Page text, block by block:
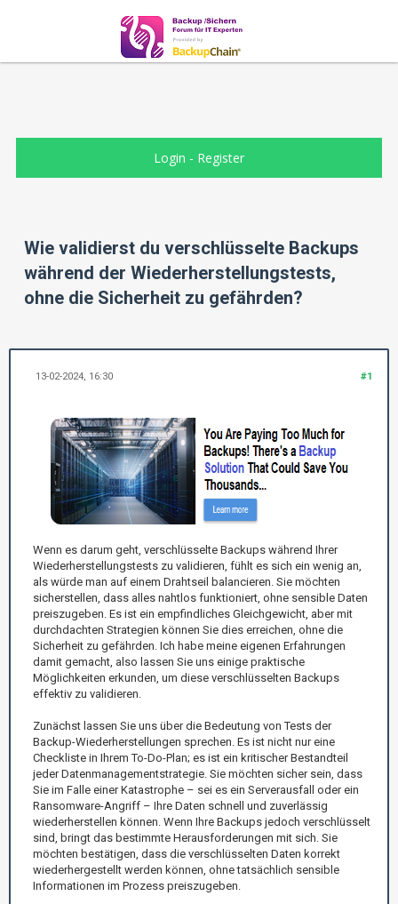
Login - Register
Wie validierst du verschlüsselte Backups
während der Wiederherstellungstests,
ohne die Sicherheit zu gefährden?
#1
13-02-2024, 16:30
Wenn es darum geht, verschlüsselte Backups während Ihrer
Wiederherstellungstests zu validieren, fühlt es sich ein wenig an,
als würde man auf einem Drahtseil balancieren. Sie möchten
sicherstellen, dass alles nahtlos funktioniert, ohne sensible Daten
preiszugeben. Es ist ein empfindliches Gleichgewicht, aber mit
durchdachten Strategien können Sie dies erreichen, ohne die
Sicherheit zu gefährden. Ich habe meine eigenen Erfahrungen
damit gemacht, also lassen Sie uns einige praktische
Möglichkeiten erkunden, um diese verschlüsselten Backups
effektiv zu validieren.
Zunächst lassen Sie uns über die Bedeutung von Tests der
Backup-Wiederherstellungen sprechen. Es ist nicht nur eine
Checkliste in Ihrem To-Do-Plan; es ist ein kritischer Bestandteil
jeder Datenmanagementstrategie. Sie möchten sicher sein, dass
Sie im Falle einer Katastrophe – sei es ein Serverausfall oder ein
Ransomware-Angriff – Ihre Daten schnell und zuverlässig
wiederherstellen können. Wenn Ihre Backups jedoch verschlüsselt
sind, bringt das bestimmte Herausforderungen mit sich. Sie
möchten bestätigen, dass die verschlüsselten Daten korrekt
wiederhergestellt werden können, ohne tatsächlich sensible
Informationen im Prozess preiszugeben.